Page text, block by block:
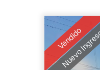
Vendido
Nuevo